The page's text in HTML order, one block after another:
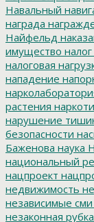
Навальный
награда
Найфельд
имущество
налоговая
нападение
растения
нарушение
безопасности
Баженова наука
национальный
нацпроект
недвижимость
независимые сми
незаконная рубка